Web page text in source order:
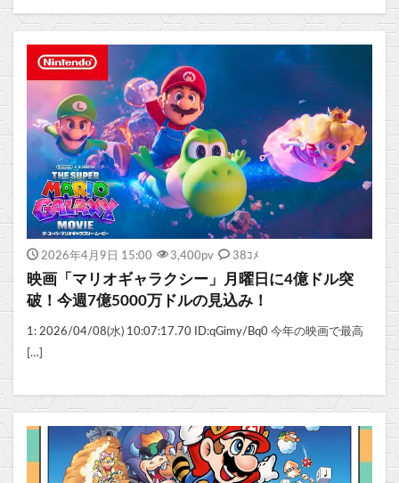
2026年4月9日 15:00 3,400pv 38ｺﾒ
映画「マリオギャラクシー」月曜日に4億ドル突
破！今週7億5000万ドルの見込み！
1: 2026/04/08(水) 10:07:17.70 ID:qGimy/Bq0 今年の映画で最高
[…]